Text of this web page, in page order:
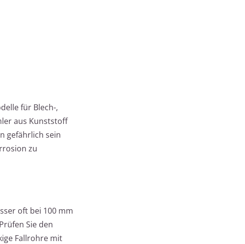
für Blech-,
aus Kunststoff
gefährlich sein
zu
oft bei 100 mm
Sie den
Fallrohre mit